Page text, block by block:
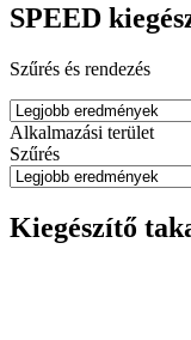
SPEED
Szűrés és rendezés
Alkalmazási terület
Szűrés
Kiegészítő